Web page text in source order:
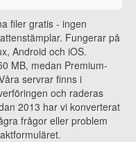
filer gratis - ingen
Fungerar på
Android och iOS.
MB, medan Premium-
servrar finns i
och raderas
2013 har vi konverterat
frågor eller problem